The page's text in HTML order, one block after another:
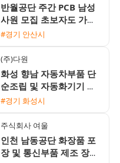
반월공단 주간 PCB 남성
사원 모집 초보자도 가능
한 쉬운 단순 작업
#경기 안산시
(주)다원
화성 향남 자동차부품 단
순조립 및 자동화기기 조
작원 모집 주간고정 유류
#경기 화성시
주식회사 여울
인천 남동공단 화장품 포
장 및 통신부품 제조 장기